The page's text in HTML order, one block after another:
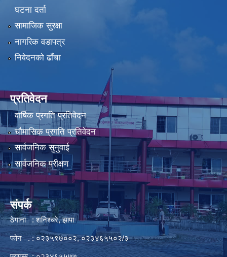
घटना दर्ता
सामाजिक सुरक्षा
नागरिक वडापत्र
निवेदनको ढाँचा
प्रतिवेदन
वार्षिक प्रगति प्रतिवेदन
चौमासिक प्रगति प्रतिवेदन
सार्वजनिक सुनुवाई
सार्वजनिक परीक्षण
संपर्क
ठेगाना : शनिश्चरे, झापा
फोन . : ०२३५९७००२, ०२३४६५५०२/३